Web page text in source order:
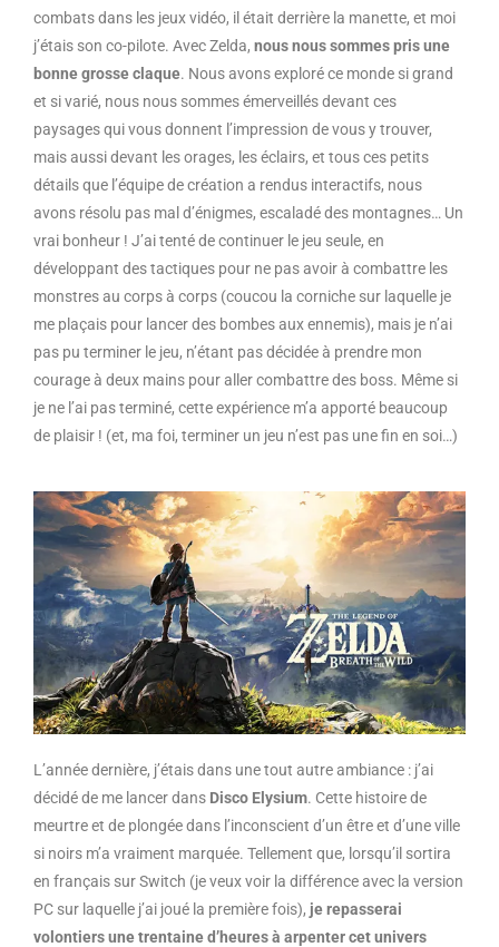
combats dans les jeux vidéo, il était derrière la manette, et moi
j’étais son co-pilote. Avec Zelda, nous nous sommes pris une
bonne grosse claque. Nous avons exploré ce monde si grand
et si varié, nous nous sommes émerveillés devant ces
paysages qui vous donnent l’impression de vous y trouver,
mais aussi devant les orages, les éclairs, et tous ces petits
détails que l’équipe de création a rendus interactifs, nous
avons résolu pas mal d’énigmes, escaladé des montagnes… Un
vrai bonheur ! J’ai tenté de continuer le jeu seule, en
développant des tactiques pour ne pas avoir à combattre les
monstres au corps à corps (coucou la corniche sur laquelle je
me plaçais pour lancer des bombes aux ennemis), mais je n’ai
pas pu terminer le jeu, n’étant pas décidée à prendre mon
courage à deux mains pour aller combattre des boss. Même si
je ne l’ai pas terminé, cette expérience m’a apporté beaucoup
de plaisir ! (et, ma foi, terminer un jeu n’est pas une fin en soi…)
L’année dernière, j’étais dans une tout autre ambiance : j’ai
décidé de me lancer dans Disco Elysium. Cette histoire de
meurtre et de plongée dans l’inconscient d’un être et d’une ville
si noirs m’a vraiment marquée. Tellement que, lorsqu’il sortira
en français sur Switch (je veux voir la différence avec la version
PC sur laquelle j’ai joué la première fois), je repasserai
volontiers une trentaine d’heures à arpenter cet univers